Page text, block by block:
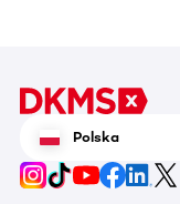
Polska